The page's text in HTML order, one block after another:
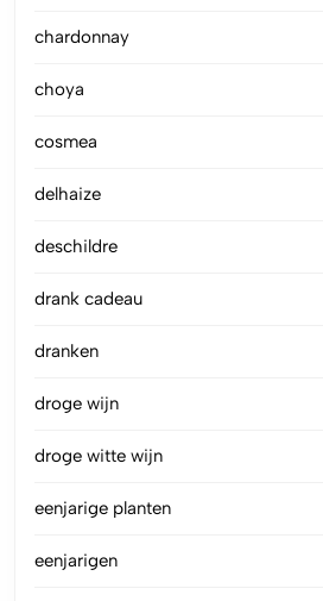
chardonnay
choya
cosmea
delhaize
deschildre
drank cadeau
dranken
droge wijn
droge witte wijn
eenjarige planten
eenjarigen